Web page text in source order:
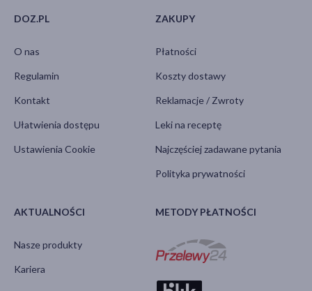
DOZ.PL
O nas
Regulamin
Kontakt
Ułatwienia dostępu
Ustawienia Cookie
ZAKUPY
Płatności
Koszty dostawy
Reklamacje / Zwroty
Leki na receptę
Najczęściej zadawane pytania
Polityka prywatności
AKTUALNOŚCI
Nasze produkty
Kariera
METODY PŁATNOŚCI